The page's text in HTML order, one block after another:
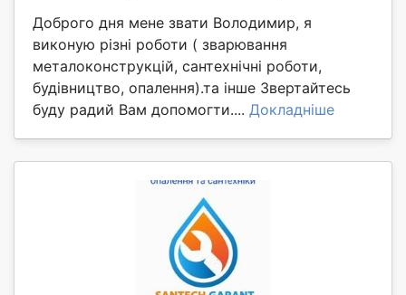
Доброго дня мене звати Володимир, я
виконую різні роботи ( зварювання
металоконструкцій, сантехнічні роботи,
будівництво, опалення).та інше Звертайтесь
буду радий Вам допомогти.... Докладніше